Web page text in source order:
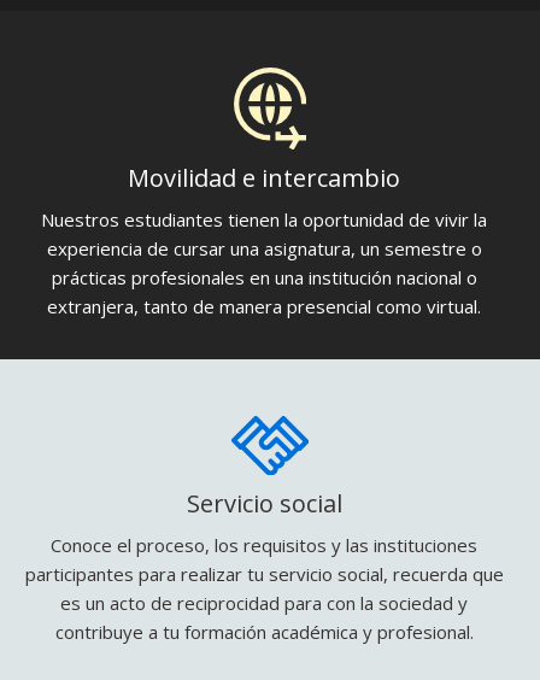
Movilidad e intercambio
Nuestros estudiantes tienen la oportunidad de vivir la
experiencia de cursar una asignatura, un semestre o
prácticas profesionales en una institución nacional o
extranjera, tanto de manera presencial como virtual.
Servicio social
Conoce el proceso, los requisitos y las instituciones
participantes para realizar tu servicio social, recuerda que
es un acto de reciprocidad para con la sociedad y
contribuye a tu formación académica y profesional.